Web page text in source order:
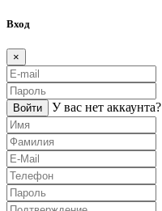
Вход
×
Войти У вас нет аккаунта?